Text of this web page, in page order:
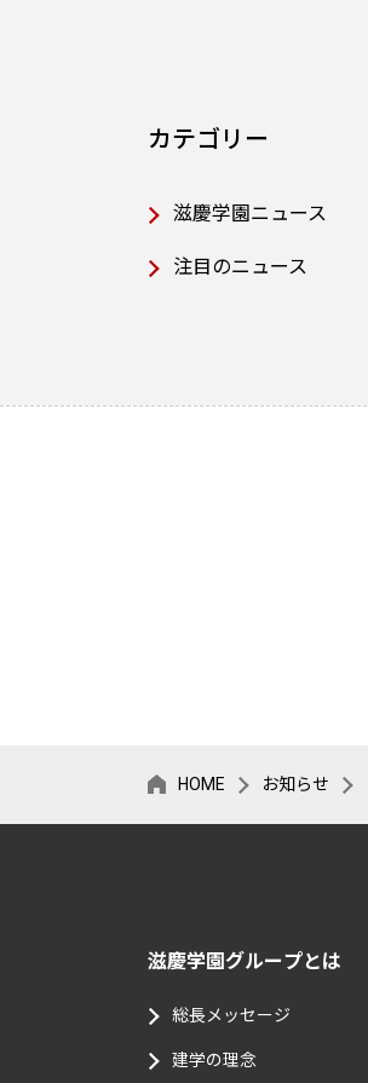
カテゴリー
滋慶学園ニュース
注目のニュース
HOME お知らせ
滋慶学園グループとは
総⻑メッセージ
建学の理念